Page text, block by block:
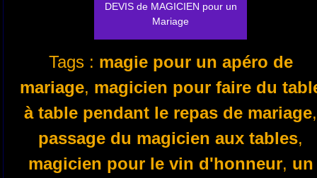
DEVIS de MAGICIEN pour un
Mariage
Tags : magie pour un apéro de
mariage, magicien pour faire du
à table pendant le repas de mariage,
passage du magicien aux tables,
magicien pour le vin d'honneur, un